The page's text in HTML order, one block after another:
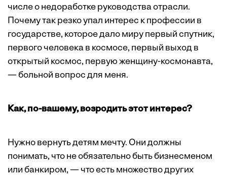
числе о недоработке руководства отрасли.
Почему так резко упал интерес к профессии в
государстве, которое дало миру первый спутник,
первого человека в космосе, первый выход в
открытый космос, первую женщину-космонавта,
— больной вопрос для меня.
Как, по-вашему, возродить этот интерес?
Нужно вернуть детям мечту. Они должны
понимать, что не обязательно быть бизнесменом
или банкиром, — что есть множество других